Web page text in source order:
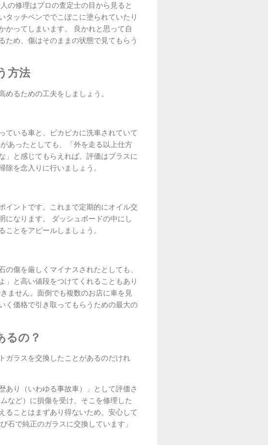
の修理はプロの査定士の目から見ると
タッチペンででこぼこに塗られていたり
かってしまいます。 良かれと思って自
ため、傷はそのままの状態で見てもらう
方法
るための工夫をしましょう。
ている車と、ピカピカに洗車されていて
あったとしても、「外を走る以上仕方
」と感じてもらえれば、評価はプラスに
を念入りに行いましょう。
イントです。これまで定期的にオイル交
になります。 ダッシュボードの中にし
とをアピールしましょう。
傷を厳しくマイナスされたとしても、
」と高い値段をつけてくれることもあり
ません。面倒でも複数のお店に車を見
く価格で引き取ってもらうための最大の
るの？
ガラスを交換したことがあるのだけれ
あり（いわゆる事故車）」として評価さ
など）に損傷を受け、そこを修理した
ることはまずあり得ないため、安心して
石で純正のガラスに交換しています」